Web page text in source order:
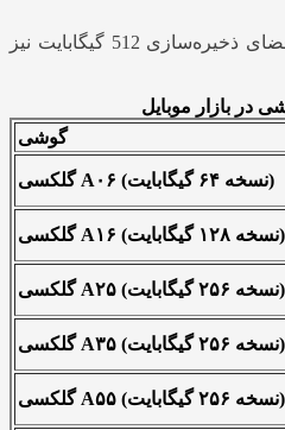
قیمت آیفون 16 پرو مکس با فضای ذخیره‌سازی 512 گیگابایت نیز
در بازار موبایل
گوشی
گلکسی A۰۶ (نسخه ۶۴ گیگابایت)
گلکسی A۱۶ (نسخه ۱۲۸ گیگابایت)
گلکسی A۲۵ (نسخه ۲۵۶ گیگابایت)
گلکسی A۳۵ (نسخه ۲۵۶ گیگابایت)
گلکسی A۵۵ (نسخه ۲۵۶ گیگابایت)